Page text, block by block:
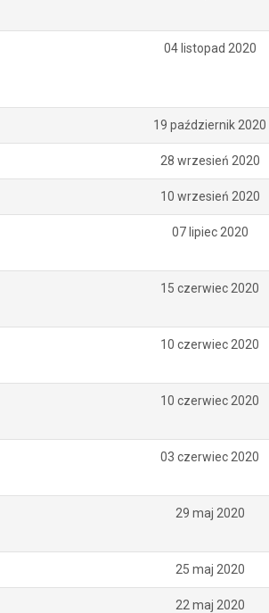
04 listopad 2020
19 październik 2020
28 wrzesień 2020
10 wrzesień 2020
07 lipiec 2020
15 czerwiec 2020
10 czerwiec 2020
10 czerwiec 2020
03 czerwiec 2020
29 maj 2020
25 maj 2020
22 maj 2020